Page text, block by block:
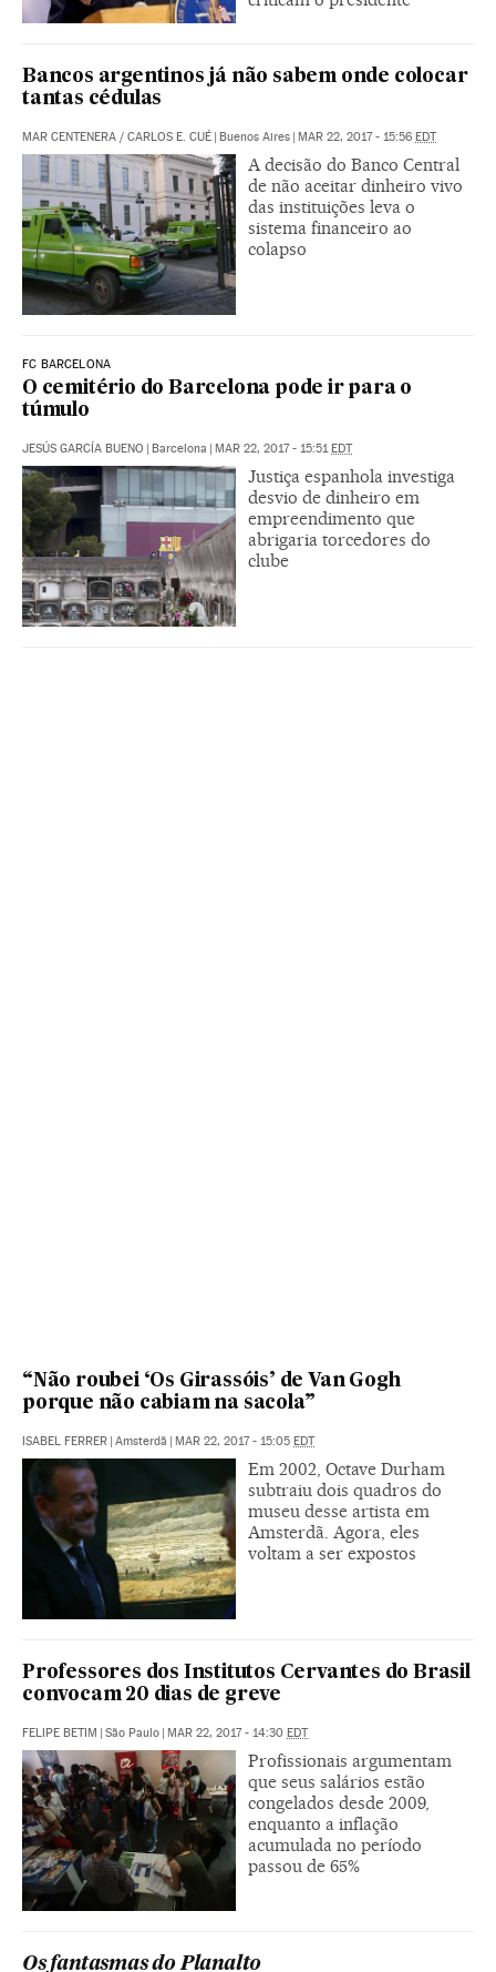
Bancos argentinos já não sabem onde colocar
tantas cédulas
MAR CENTENERA / CARLOS E. CUÉ | Buenos Aires | MAR 22, 2017 - 15:56 EDT
A decisão do Banco Central
de não aceitar dinheiro vivo
das instituições leva o
sistema financeiro ao
colapso
FC BARCELONA
O cemitério do Barcelona pode ir para o
túmulo
JESÚS GARCÍA BUENO | Barcelona | MAR 22, 2017 - 15:51EDT
Justiça espanhola investiga
desvio de dinheiro em
empreendimento que
abrigaria torcedores do
clube
“Não roubei ‘Os Girassóis’ de Van Gogh
porque não cabiam na sacola”
ISABEL FERRER | Amsterdã | MAR 22, 2017 - 15:05 EDT
Em 2002, Octave Durham
subtraiu dois quadros do
museu desse artista em
Amsterdã. Agora, eles
voltam a ser expostos
Professores dos Institutos Cervantes do Brasil
convocam 20 dias de greve
FELIPE BETIM | São Paulo | MAR 22, 2017 - 14:30 EDT
Profissionais argumentam
que seus salários estão
congelados desde 2009,
enquanto a inflação
acumulada no período
passou de 65%
Os fantasmas do Planalto